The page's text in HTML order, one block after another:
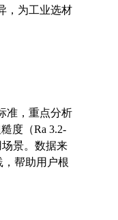
，为工业选材
准，重点分析
度（Ra 3.2-
景。数据来
，帮助用户根